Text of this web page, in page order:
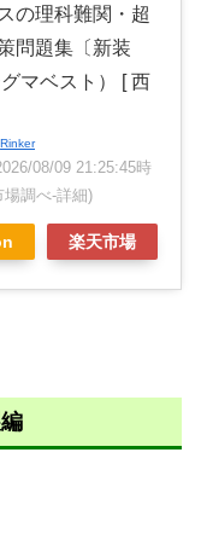
の理科難関・超
問題集〔新装
マベスト） [ 西
Rinker
08/09 21:25:45時
場調べ-詳細)
楽天市場